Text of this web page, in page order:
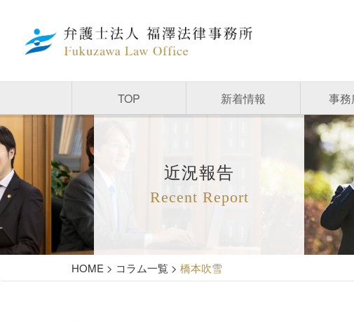
TOP 新着情報 事
近況報告
Recent Report
HOME > コラム一覧 > 橋本吹雪